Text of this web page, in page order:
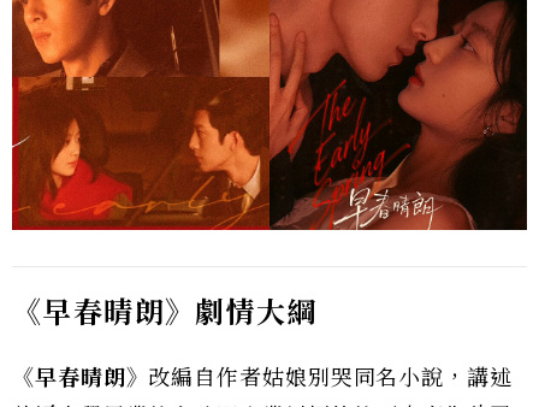
《早春晴朗》劇情大綱
《早春晴朗》 改編自作者姑娘別哭同名小說，講述